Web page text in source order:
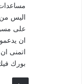
اليس من
على
ان
اتمنى ان
بورك